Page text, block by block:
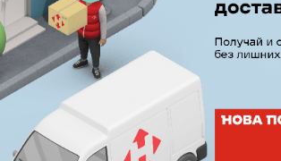
ГРАФІК РОБОТИ
Пн-Пт: з 8:00 до 21:00
Субота: з 9:00 до 20:00
Неділя: з 10:00 до 19:00